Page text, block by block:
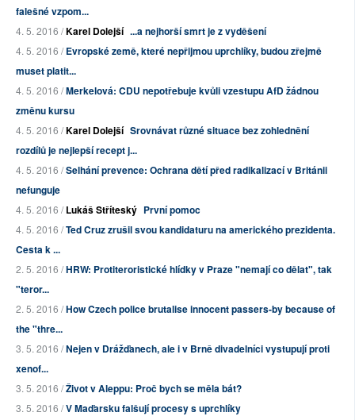
falešné vzpom...
4. 5. 2016 /Karel Dolejší ...a nejhorší smrt je z vyděšení
4. 5. 2016 /Evropské země, které nepřijmou uprchlíky, budou zřejmě
muset platit...
4. 5. 2016 /Merkelová: CDU nepotřebuje kvůli vzestupu AfD žádnou
změnu kursu
4. 5. 2016 /Karel Dolejší Srovnávat různé situace bez zohlednění
rozdílů je nejlepší recept j...
4. 5. 2016 /Selhání prevence: Ochrana dětí před radikalizací v Británii
nefunguje
4. 5. 2016 /Lukáš Stříteský První pomoc
4. 5. 2016 /Ted Cruz zrušil svou kandidaturu na amerického prezidenta.
Cesta k ...
2. 5. 2016 /HRW: Protiteroristické hlídky v Praze "nemají co dělat", tak
"teror...
2. 5. 2016 /How Czech police brutalise innocent passers-by because of
the "thre...
3. 5. 2016 /Nejen v Drážďanech, ale i v Brně divadelníci vystupují proti
xenof...
3. 5. 2016 /Život v Aleppu: Proč bych se měla bát?
3. 5. 2016 /V Maďarsku falšují procesy s uprchlíky